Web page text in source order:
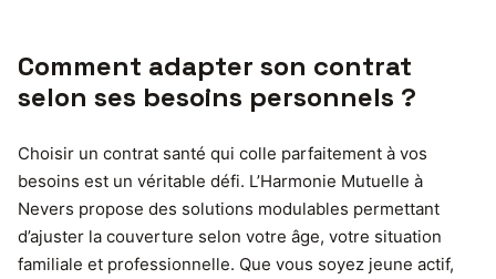
Comment adapter son contrat
selon ses besoins personnels ?
Choisir un contrat santé qui colle parfaitement à vos
besoins est un véritable défi. L’Harmonie Mutuelle à
Nevers propose des solutions modulables permettant
d’ajuster la couverture selon votre âge, votre situation
familiale et professionnelle. Que vous soyez jeune actif,